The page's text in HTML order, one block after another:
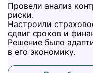
Провели анализ
риски.
Настроили
сдвиг сроков и
Решение было
в его экономику.